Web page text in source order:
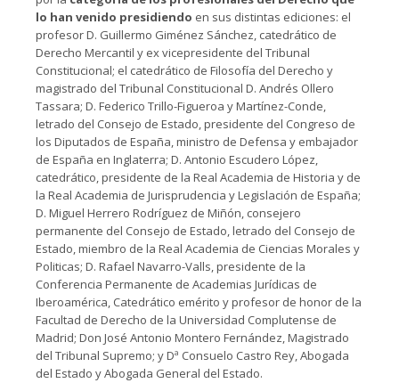
lo han venido presidiendo en sus distintas ediciones: el
profesor D. Guillermo Giménez Sánchez, catedrático de
Derecho Mercantil y ex vicepresidente del Tribunal
Constitucional; el catedrático de Filosofía del Derecho y
magistrado del Tribunal Constitucional D. Andrés Ollero
Tassara; D. Federico Trillo-Figueroa y Martínez-Conde,
letrado del Consejo de Estado, presidente del Congreso de
los Diputados de España, ministro de Defensa y embajador
de España en Inglaterra; D. Antonio Escudero López,
catedrático, presidente de la Real Academia de Historia y de
la Real Academia de Jurisprudencia y Legislación de España;
D. Miguel Herrero Rodríguez de Miñón, consejero
permanente del Consejo de Estado, letrado del Consejo de
Estado, miembro de la Real Academia de Ciencias Morales y
Politicas; D. Rafael Navarro-Valls, presidente de la
Conferencia Permanente de Academias Jurídicas de
Iberoamérica, Catedrático emérito y profesor de honor de la
Facultad de Derecho de la Universidad Complutense de
Madrid; Don José Antonio Montero Fernández, Magistrado
del Tribunal Supremo; y Dª Consuelo Castro Rey, Abogada
del Estado y Abogada General del Estado.